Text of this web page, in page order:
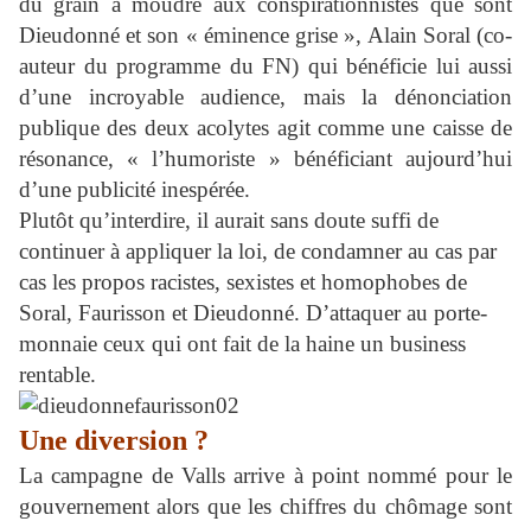
Dieudonné et son « éminence grise », Alain Soral (co-
auteur du programme du FN) qui bénéficie lui aussi
d’une incroyable audience, mais la dénonciation
publique des deux acolytes agit comme une caisse de
résonance, « l’humoriste » bénéficiant aujourd’hui
d’une publicité inespérée.
Plutôt qu’interdire, il aurait sans doute suffi de
continuer à appliquer la loi, de condamner au cas par
cas les propos racistes, sexistes et homophobes de
Soral, Faurisson et Dieudonné. D’attaquer au porte-
monnaie ceux qui ont fait de la haine un business
rentable.
Une diversion ?
La campagne de Valls arrive à point nommé pour le
gouvernement alors que les chiffres du chômage sont